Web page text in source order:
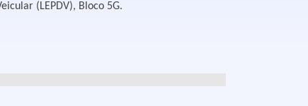
(LEPDV), Bloco 5G.